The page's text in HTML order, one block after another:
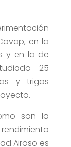
en la
y en la de
25
y trigos
son la
Airoso es